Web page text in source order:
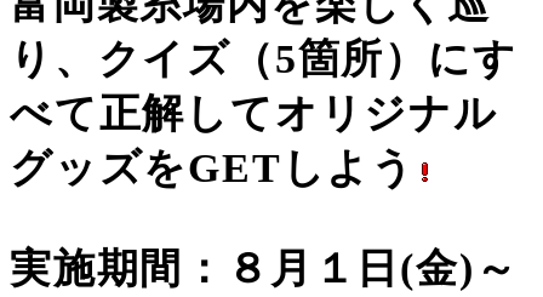
り、クイズ（5箇所）にす
べて正解してオリジナル
グッズをGETしよう
実施期間：８月１日(金)～